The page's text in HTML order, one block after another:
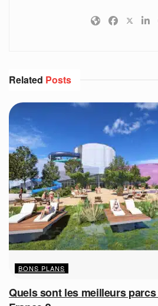
Related Posts
BONS PLANS
Quels sont les meilleurs parcs